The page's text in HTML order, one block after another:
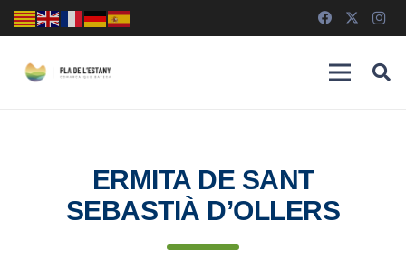
ERMITA DE SANT
SEBASTIÀ D’OLLERS